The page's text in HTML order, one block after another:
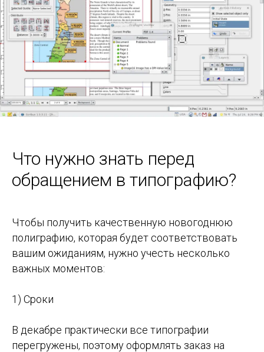
Что нужно знать перед
обращением в типографию?
Чтобы получить качественную новогоднюю
полиграфию, которая будет соответствовать
вашим ожиданиям, нужно учесть несколько
важных моментов:
1) Сроки
В декабре практически все типографии
перегружены, поэтому оформлять заказ на